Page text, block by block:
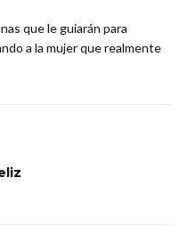
que le guiarán para
a la mujer que realmente